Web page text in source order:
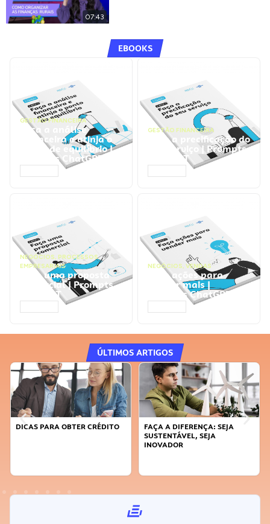
07:43
EBOOKS
GESTÃO FINANCEIRA
Faça a análise
financeira e atinja o
ponto de equilíbrio |
Prompts ChatGPT
GESTÃO FINANCEIRA
Faça a precificação do
seu serviço | Prompts
ChatGPT
NEGÓCIOS, PROCESSOS
EMPRESARIAIS
Faça uma proposta
comercial | Prompts
ChatGPT
NEGÓCIOS, VENDAS
Faça ações para
vender mais |
Prompts ChatGPT
ÚLTIMOS ARTIGOS
DICAS PARA OBTER CRÉDITO
FAÇA A DIFERENÇA: SEJA
SUSTENTÁVEL, SEJA
INOVADOR